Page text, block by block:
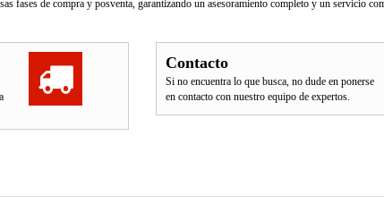
fases de compra y posventa, garantizando un asesoramiento completo y un servicio
Contacto
Si no encuentra lo que busca, no dude en ponerse
en contacto con nuestro equipo de expertos.